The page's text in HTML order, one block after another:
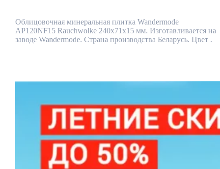
Rauchwolke
240x71x15
мм
Облицовочная минеральная плитка Wandermode
AP120NF15 Rauchwolke 240x71x15 мм. Изготавливается на
заводе Wandermode. Страна производства Беларусь. Цвет .